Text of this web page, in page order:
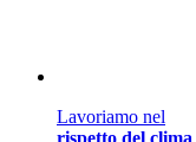
Lavoriamo nel